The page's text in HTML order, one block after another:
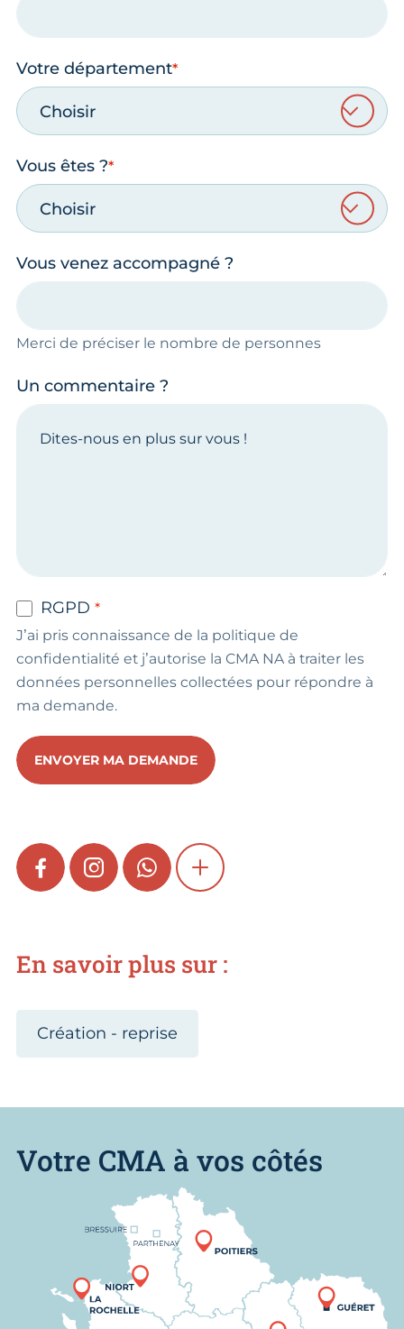
Votre département
Choisir
Vous êtes ?
Choisir
Vous venez accompagné ?
Merci de préciser le nombre de personnes
Un commentaire ?
RGPD
J’ai pris connaissance de la politique de
confidentialité et j’autorise la CMA NA à traiter les
données personnelles collectées pour répondre à
ma demande.
ENVOYER MA DEMANDE
FACEBOOKINSTAGRAMWHATSAPPSHOW MORE
En savoir plus sur :
Création - reprise
Votre CMA à vos côtés